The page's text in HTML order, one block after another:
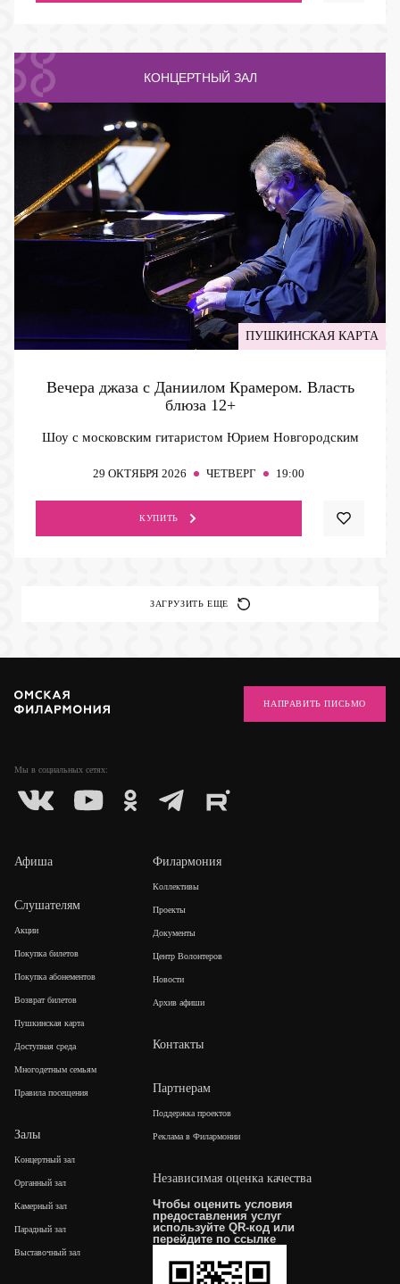
КОНЦЕРТНЫЙ ЗАЛ
ПУШКИНСКАЯ КАРТА
Вечера джаза с Даниилом Крамером. Власть
блюза 12+
Шоу с московским гитаристом Юрием Новгородским
29 ОКТЯБРЯ 2026 ЧЕТВЕРГ 19:00
КУПИТЬ
ЗАГРУЗИТЬ ЕЩЕ
Мы в социальных сетях:
НАПРАВИТЬ ПИСЬМО
Афиша
Слушателям
Акции
Покупка билетов
Покупка абонементов
Возврат билетов
Пушкинская карта
Доступная среда
Многодетным семьям
Правила посещения
Залы
Концертный зал
Органный зал
Камерный зал
Парадный зал
Выставочный зал
Филармония
Коллективы
Проекты
Документы
Центр Волонтеров
Новости
Архив афиши
Контакты
Партнерам
Поддержка проектов
Реклама в Филармонии
Независимая оценка качества
Чтобы оценить условия
предоставления услуг
используйте QR-код или
перейдите поссылке